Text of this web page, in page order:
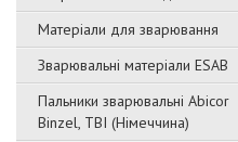
Матеріали для зварювання
Зварювальні матеріали ESAB
Пальники зварювальні Abicor
Binzel, TBI (Німеччина)